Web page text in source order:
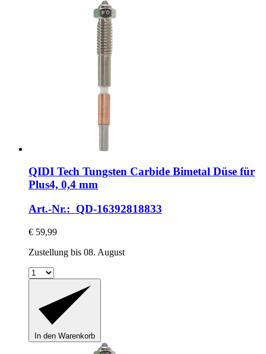
QIDI Tech Tungsten Carbide Bimetal Düse für
Plus4, 0,4 mm
Art.-Nr.: QD-16392818833
€ 59,99
Zustellung bis 08. August
In den Warenkorb